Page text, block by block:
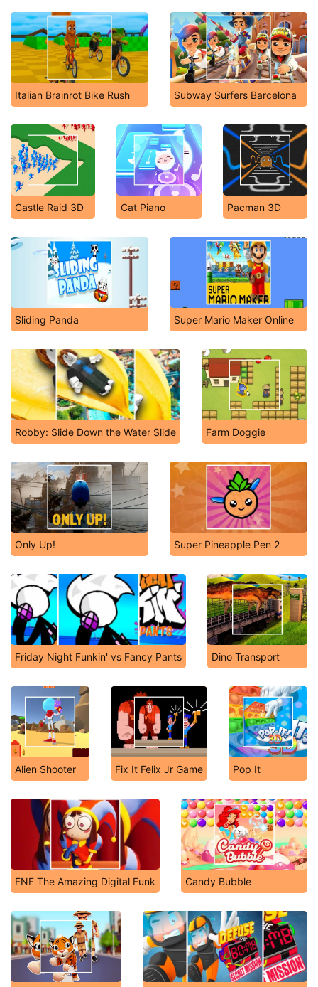
Italian Brainrot Bike Rush Subway Surfers Barcelona
Castle Raid 3D Cat Piano Pacman 3D
Sliding Panda Super Mario Maker Online
Robby: Slide Down the Water Slide Farm Doggie
Only Up! Super Pineapple Pen 2
Friday Night Funkin' vs Fancy Pants Dino Transport
Alien Shooter Fix It Felix Jr Game Pop It
FNF The Amazing Digital Funk Candy Bubble